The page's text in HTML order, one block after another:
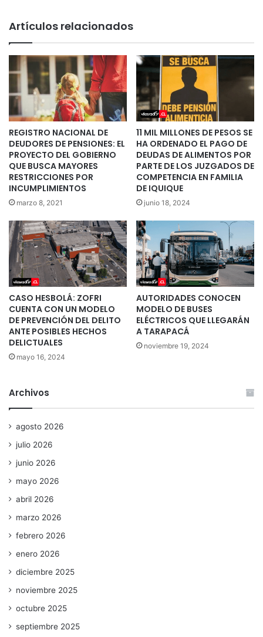
Artículos relacionados
REGISTRO NACIONAL DE
DEUDORES DE PENSIONES: EL
PROYECTO DEL GOBIERNO
QUE BUSCA MAYORES
RESTRICCIONES POR
INCUMPLIMIENTOS
marzo 8, 2021
11 MIL MILLONES DE PESOS SE
HA ORDENADO EL PAGO DE
DEUDAS DE ALIMENTOS POR
PARTE DE LOS JUZGADOS DE
COMPETENCIA EN FAMILIA
DE IQUIQUE
junio 18, 2024
CASO HESBOLÁ: ZOFRI
CUENTA CON UN MODELO
DE PREVENCIÓN DEL DELITO
ANTE POSIBLES HECHOS
DELICTUALES
mayo 16, 2024
AUTORIDADES CONOCEN
MODELO DE BUSES
ELÉCTRICOS QUE LLEGARÁN
A TARAPACÁ
noviembre 19, 2024
Archivos
agosto 2026
julio 2026
junio 2026
mayo 2026
abril 2026
marzo 2026
febrero 2026
enero 2026
diciembre 2025
noviembre 2025
octubre 2025
septiembre 2025